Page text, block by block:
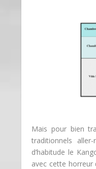
Mais pour bien
traditionnels
d’habitude le
avec cette horreur